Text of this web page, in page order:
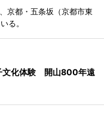
京都・五条坂（京都市東
る。
文化体験 開山800年遠